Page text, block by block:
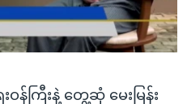
ကြီးနဲ့ တွေ့ဆုံ မေးမြန်း